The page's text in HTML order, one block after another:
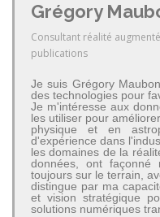
Grégory
Consultant réalité
publications
Je suis Grégory
des technologies pour
Je m'intéresse aux
les utiliser pour
physique et en
d'expérience dans
les domaines de la
données, ont façonné
toujours sur le terrain,
distingue par ma
et vision stratégique
solutions numériques